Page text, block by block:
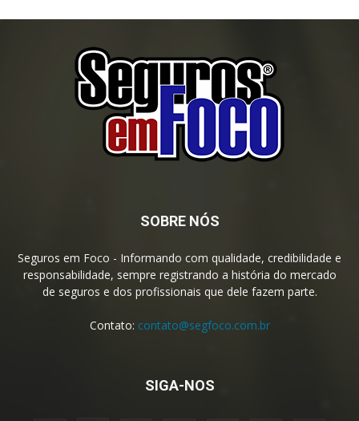
SOBRE NÓS
Seguros em Foco - Informando com qualidade, credibilidade e
responsabilidade, sempre registrando a história do mercado
de seguros e dos profissionais que dele fazem parte.
Contato: contato@segfoco.com.br
SIGA-NOS